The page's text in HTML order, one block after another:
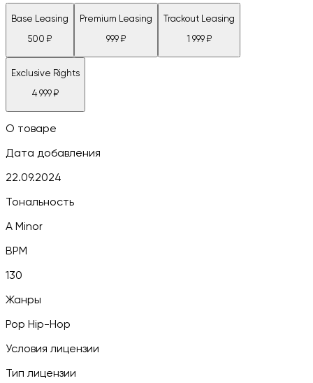
Base Leasing
500 ₽
Premium Leasing
999₽
Trackout Leasing
1 999₽
Exclusive Rights
4 999₽
О товаре
Дата добавления
22.09.2024
Тональность
A Minor
BPM
130
Жанры
Pop Hip-Hop
Условия лицензии
Тип лицензии